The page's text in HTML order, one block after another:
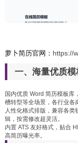
萝卜简历官网： https://
一、海量优质
国内优质 Word 简历模板库
槽转型等全场景，各行业各
人性化格式排版，兼容各
辑，按需修改超灵活。
内置 ATS 友好格式，贴合
高简历曝光率。